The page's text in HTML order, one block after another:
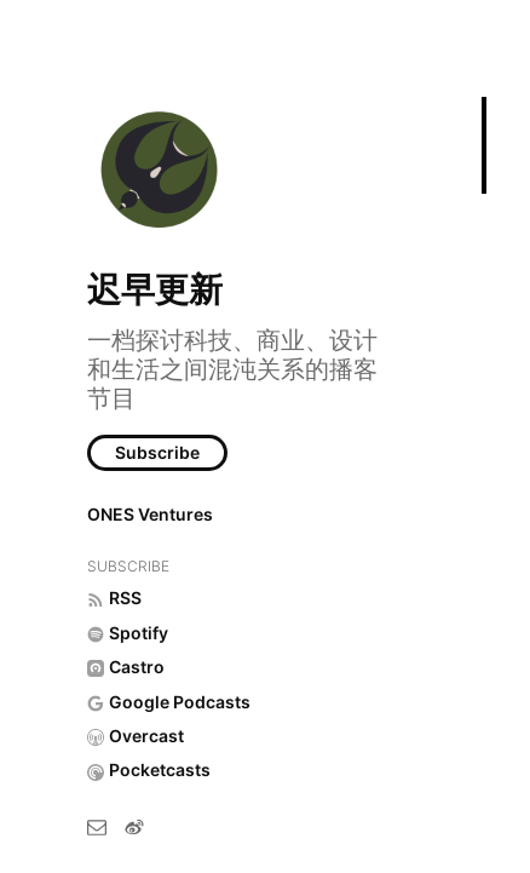
迟早更新
一档探讨科技、商业、设计
和生活之间混沌关系的播客
节目
Subscribe
ONES Ventures
SUBSCRIBE
RSS
Spotify
Castro
Google Podcasts
Overcast
Pocketcasts